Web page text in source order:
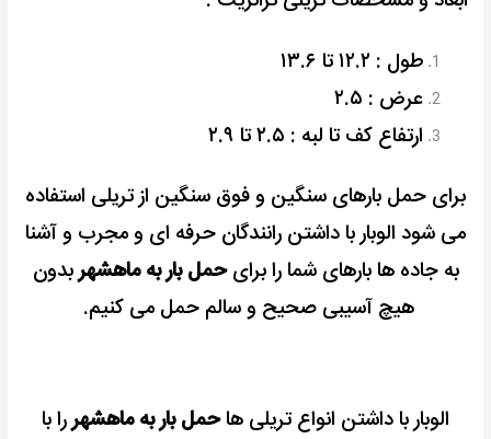
طول : ۱۲.۲ تا ۱۳.۶
عرض : ۲.۵
ارتفاع کف تا لبه : ۲.۵ تا ۲.۹
برای حمل بارهای سنگین و فوق سنگین از تریلی استفاده
می شود الوباربا داشتن رانندگان حرفه ای و مجرب و آشنا
به جاده ها بارهای شما را برایحمل بار به ماهشهربدون
هیچ آسیبی صحیح و سالم حمل می کنیم.
الوبار با داشتن انواع تریلی هاحمل بار به ماهشهررا با